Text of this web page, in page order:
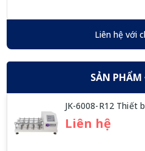
Liên hệ với
SẢN
JK-6008-R12 Thiết
Liên hệ